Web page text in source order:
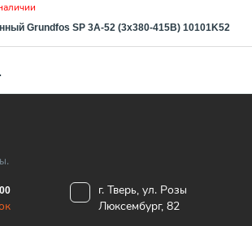
Grundfos SP 3A-52 (3x380-415В) 10101K52
г. Тверь, ул. Розы
Люксембург, 82